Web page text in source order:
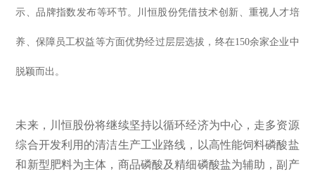
示、品牌指数发布等环节。川恒股份凭借技术创新、重视人才培
养、保障员工权益等方面优势经过层层选拔，终在150余家企业中
脱颖而出。
未来，川恒股份将继续坚持以循环经济为中心，走多资源
综合开发利用的清洁生产工业路线，以高性能饲料磷酸盐
和新型肥料为主体，商品磷酸及精细磷酸盐为辅助，副产